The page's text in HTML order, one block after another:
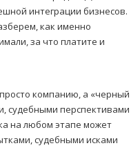
интеграции бизнесов.
как именно
за что платите и
компанию, а «черный
судебными перспективами
на любом этапе может
судебными исками